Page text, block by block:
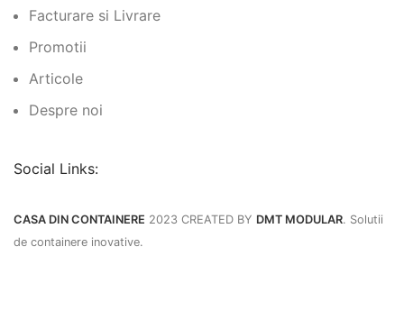
Facturare si Livrare
Promotii
Articole
Despre noi
Social Links:
CASA DIN CONTAINERE 2023 CREATED BY DMT MODULAR. Solutii
de containere inovative.